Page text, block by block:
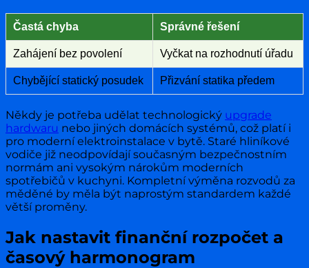
Častá chyba Správné řešení
Zahájení bez povolení Vyčkat na rozhodnutí úřadu
Chybějící statický posudek Přizvání statika předem
Někdy je potřeba udělat technologický upgrade
hardwaru nebo jiných domácích systémů, což platí i
pro moderní elektroinstalace v bytě. Staré hliníkové
vodiče již neodpovídají současným bezpečnostním
normám ani vysokým nárokům moderních
spotřebičů v kuchyni. Kompletní výměna rozvodů za
měděné by měla být naprostým standardem každé
větší proměny.
Jak nastavit finanční rozpočet a
časový harmonogram